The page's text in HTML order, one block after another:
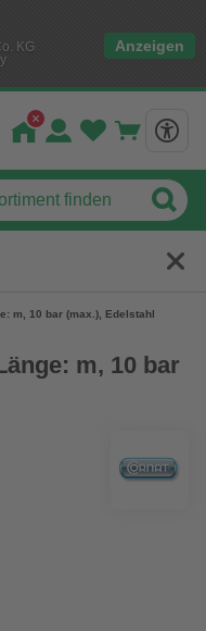
KG
Anzeigen
m, 10 bar (max.), Edelstahl
m, 10 bar